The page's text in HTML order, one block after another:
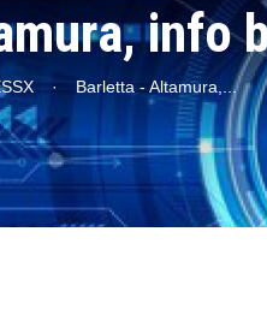
info
· Barletta - Altamura,...